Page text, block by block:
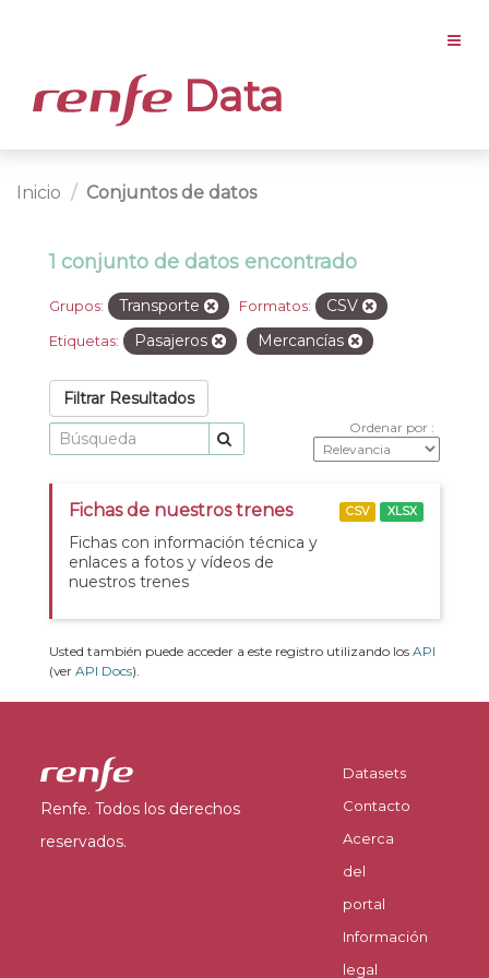
Data
Inicio Conjuntos de datos
1 conjunto de datos encontrado
Grupos: Transporte Formatos: CSV
Etiquetas: Pasajeros Mercancías
Filtrar Resultados
Ordenar por
Fichas de nuestros trenes
Fichas con información técnica y
enlaces a fotos y vídeos de
nuestros trenes
CSV XLSX
Usted también puede acceder a este registro utilizando los API
(ver API Docs).
Renfe. Todos los derechos
reservados.
Datasets
Contacto
Acerca
del
portal
Información
legal